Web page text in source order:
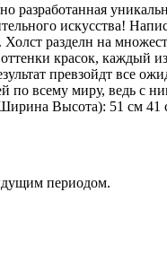
разработанная
искусства!
разделн на
красок, каждый
превзойдт все
всему миру, ведь с
Ширина Высота): 51 см 41
периодом.